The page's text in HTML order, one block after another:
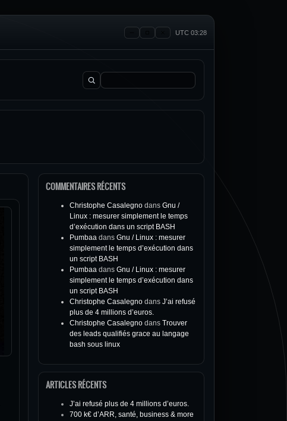
UTC 03:28
Rechercher :
COMMENTAIRES RÉCENTS
Christophe Casalegno dans Gnu /
Linux : mesurer simplement le temps
d’exécution dans un script BASH
Pumbaa dans Gnu / Linux : mesurer
simplement le temps d’exécution dans
un script BASH
Pumbaa dans Gnu / Linux : mesurer
simplement le temps d’exécution dans
un script BASH
Christophe Casalegno dans J’ai refusé
plus de 4 millions d’euros.
Christophe Casalegno dans Trouver
des leads qualifiés grace au langage
bash sous linux
ARTICLES RÉCENTS
J’ai refusé plus de 4 millions d’euros.
700 k€ d’ARR, santé, business & more